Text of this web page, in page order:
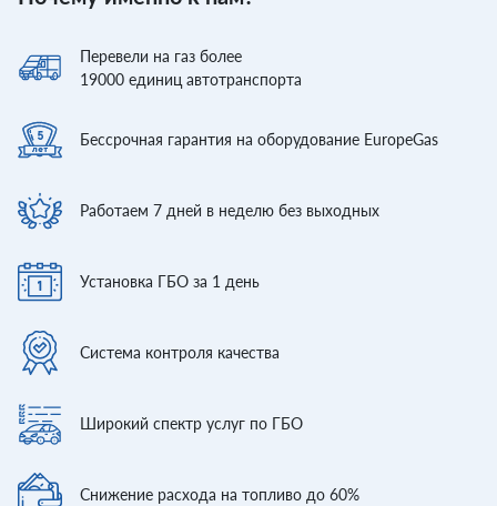
Перевели на газ более
19000 единиц автотранспорта
Бессрочная гарантия на оборудование EuropeGas
Работаем 7 дней в неделю без выходных
Установка ГБО за 1 день
Система контроля качества
Широкий спектр услуг по ГБО
Снижение расхода на топливо до 60%